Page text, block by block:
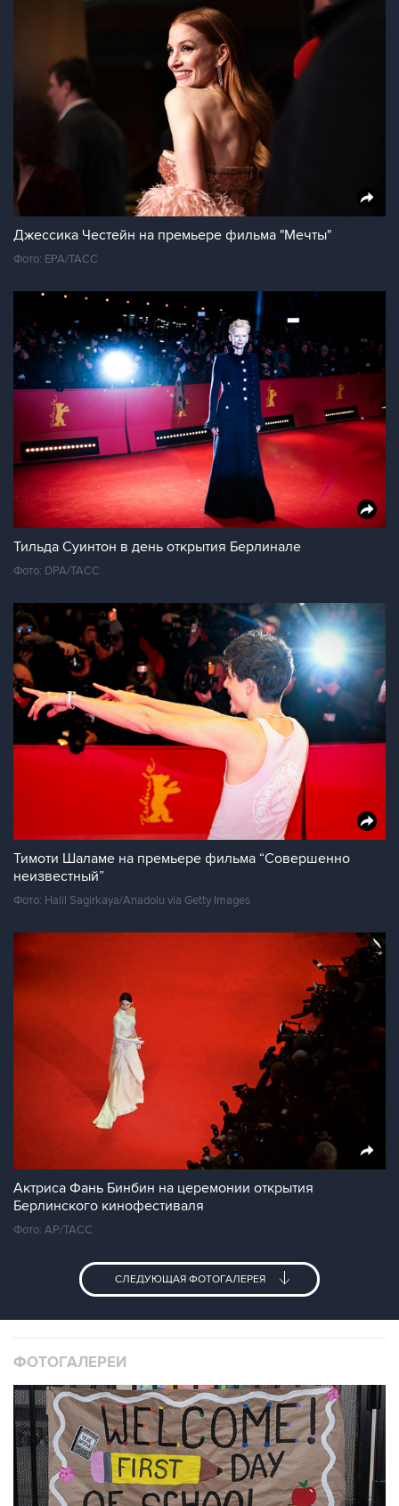
Джессика Честейн на премьере фильма "Мечты"
Фото: ЕРА/ТАСС
Тильда Суинтон в день открытия Берлинале
Фото: DPA/ТАСС
Тимоти Шаламе на премьере фильма “Совершенно
неизвестный”
Фото: Halil Sagirkaya/Anadolu via Getty Images
Актриса Фань Бинбин на церемонии открытия
Берлинского кинофестиваля
Фото: АР/ТАСС
СЛЕДУЮЩАЯ ФОТОГАЛЕРЕЯ
ФОТОГАЛЕРЕИ